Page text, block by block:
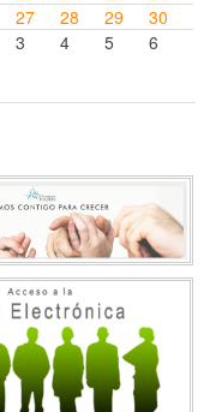
27 28 29
30
3 4 5 6